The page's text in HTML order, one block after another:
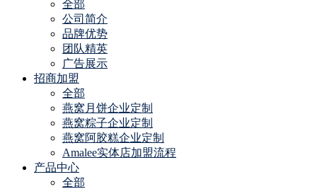
全部
公司简介
品牌优势
团队精英
广告展示
招商加盟
全部
燕窝月饼企业定制
燕窝粽子企业定制
燕窝阿胶糕企业定制
Amalee实体店加盟流程
产品中心
全部